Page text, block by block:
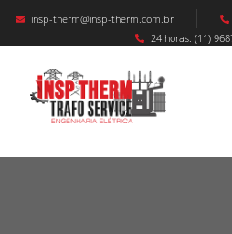
insp-therm@insp-therm.com.br
24 horas: (11)